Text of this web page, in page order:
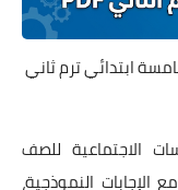
ابتدائي ترم ثاني
الاجتماعية للصف
الإجابات النموذجية،